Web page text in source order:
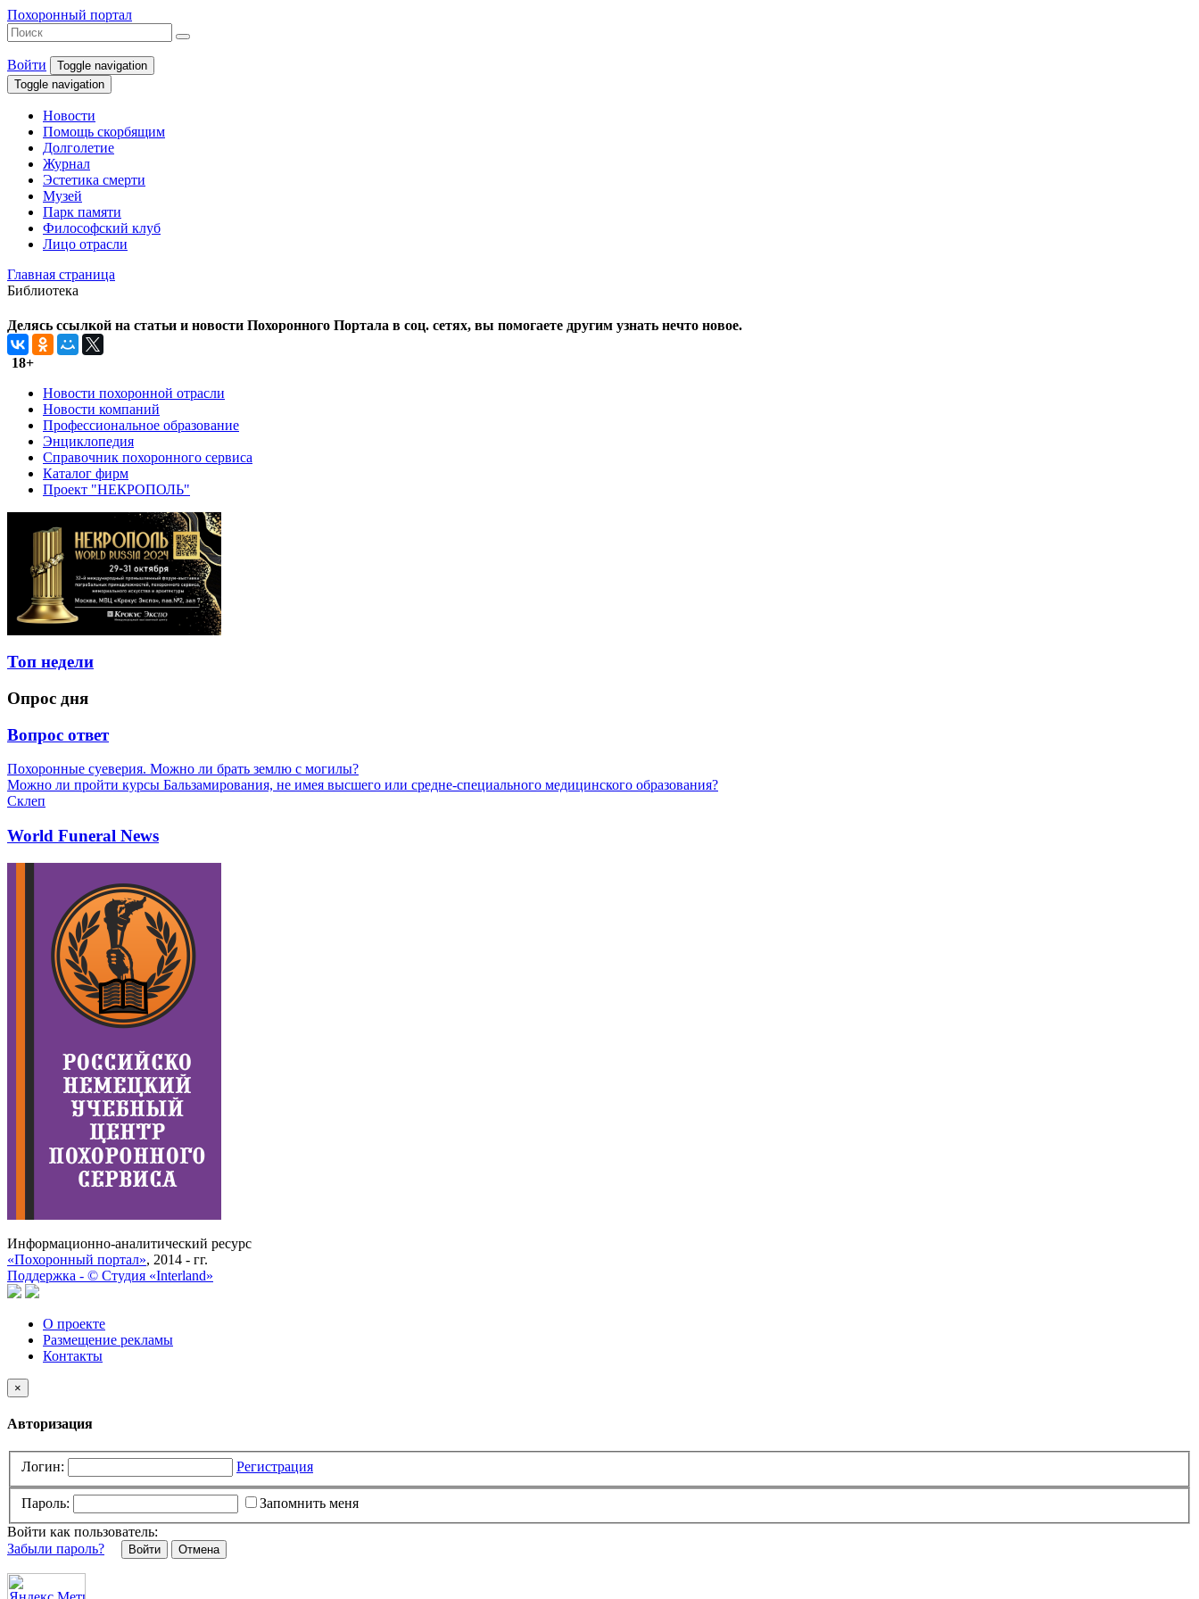
Похоронный портал
Войти
Toggle navigation
Toggle navigation
Новости
Помощь скорбящим
Долголетие
Журнал
Эстетика смерти
Музей
Парк памяти
Философский клуб
Лицо отрасли
Главная страница
Библиотека
Делясь ссылкой на статьи и новости Похоронного Портала в соц. сетях, вы помогаете другим узнать нечто новое.
18+
Новости похоронной отрасли
Новости компаний
Профессиональное образование
Энциклопедия
Справочник похоронного сервиса
Каталог фирм
Проект "НЕКРОПОЛЬ"
Топ недели
Опрос дня
Вопрос ответ
Похоронные суеверия. Можно ли брать землю с могилы?
Можно ли пройти курсы Бальзамирования, не имея высшего или средне-специального медицинского образования?
Склеп
World Funeral News
Информационно-аналитический ресурс
«Похоронный портал», 2014 - гг.
Поддержка - © Cтудия «Interland»
О проекте
Размещение рекламы
Контакты
×
Авторизация
Логин: Регистрация
Пароль:
Запомнить меня
Войти как пользователь:
Забыли пароль?
Отмена